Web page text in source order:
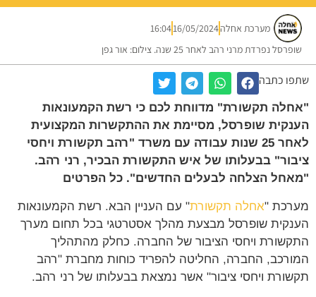
מערכת אחלה16/05/2024
16:04
שופרסל נפרדת מרני רהב לאחר 25 שנה. צילום: אור גפן
שתפו כתבה
"אחלה תקשורת" מדווחת לכם כי רשת הקמעונאות
הענקית שופרסל, מסיימת את ההתקשרות המקצועית
לאחר 25 שנות עבודה עם משרד "רהב תקשורת ויחסי
ציבור" בבעלותו של איש התקשורת הבכיר, רני רהב.
"מאחל הצלחה לבעלים החדשים". כל הפרטים
מערכת "אחלה תקשורת" עם העניין הבא. רשת הקמעונאות
הענקית שופרסל מבצעת מהלך אסטרטגי בכל תחום מערך
התקשורת ויחסי הציבור של החברה. כחלק מהתהליך
המורכב, החברה, החליטה להפריד כוחות מחברת "רהב
תקשורת ויחסי ציבור" אשר נמצאת בבעלותו של רני רהב.